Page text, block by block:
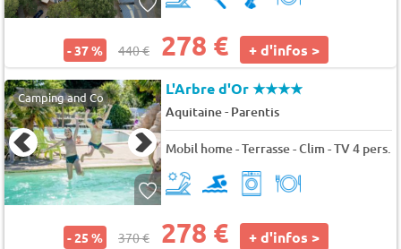
- 37 % 440 € 278 € + d'infos >
Camping and Co L'Arbre d'Or★★★★
Aquitaine- Parentis
Mobil home - Terrasse - Clim - TV 4 pers.
- 25 % 370 € 278 € + d'infos >